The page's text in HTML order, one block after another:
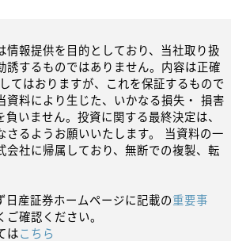
情報提供を目的としており、当社取り扱
誘するものではありません。内容は正確
てはおりますが、これを保証するもので
資料により生じた、いかなる損失・ 損害
いません。投資に関する最終決定は、
さるようお願いいたします。 当資料の一
会社に帰属しており、無断での複製、転
日産証券ホームページに記載の重要事
ご確認ください。
はこちら